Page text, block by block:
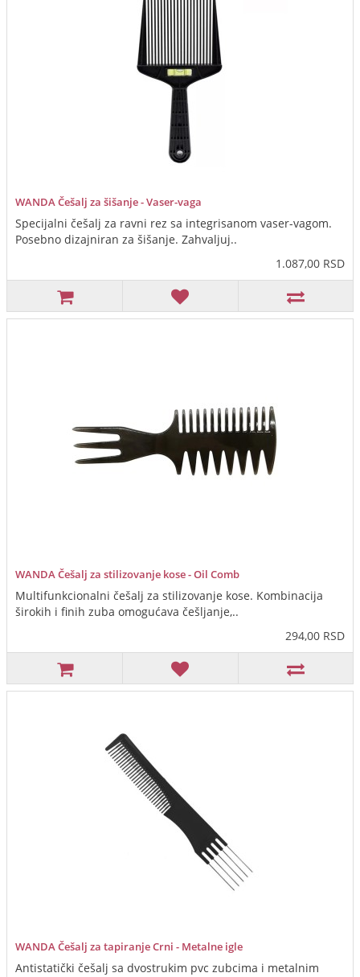
WANDA Češalj za šišanje - Vaser-vaga
Specijalni češalj za ravni rez sa integrisanom vaser-vagom.
Posebno dizajniran za šišanje. Zahvaljuj..
1.087,00 RSD
WANDA Češalj za stilizovanje kose - Oil Comb
Multifunkcionalni češalj za stilizovanje kose. Kombinacija
širokih i finih zuba omogućava češljanje,..
294,00 RSD
WANDA Češalj za tapiranje Crni - Metalne igle
Antistatički češalj sa dvostrukim pvc zubcima i metalnim